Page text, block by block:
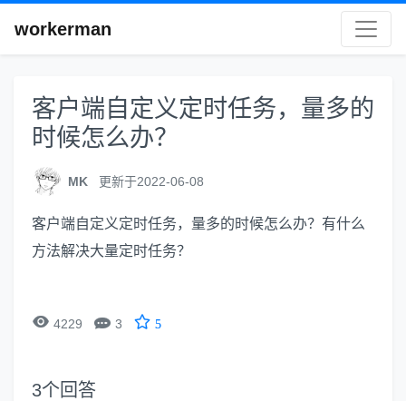
workerman
客户端自定义定时任务，量多的
时候怎么办？
MK 更新于2022-06-08
客户端自定义定时任务，量多的时候怎么办？有什么
方法解决大量定时任务？
 4229  3 5
3个回答